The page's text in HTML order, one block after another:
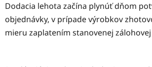
Dodacia lehota začína plynúť dňom
objednávky, v prípade výrobkov
mieru zaplatením stanovenej